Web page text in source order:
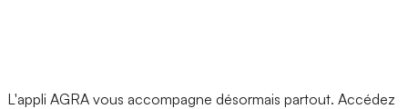
L'appli AGRA vous accompagne désormais partout. Accédez